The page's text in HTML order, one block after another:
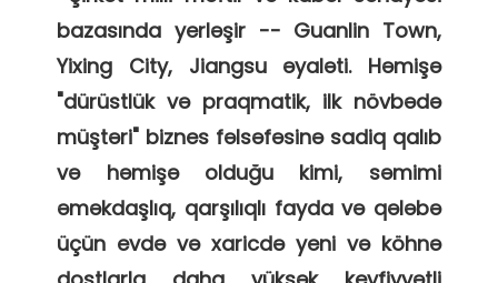
bazasında yerləşir -- Guanlin Town,
Yixing City, Jiangsu əyaləti. Həmişə
"dürüstlük və praqmatik, ilk növbədə
müştəri" biznes fəlsəfəsinə sadiq qalıb
və həmişə olduğu kimi, səmimi
əməkdaşlıq, qarşılıqlı fayda və qələbə
üçün evdə və xaricdə yeni və köhnə